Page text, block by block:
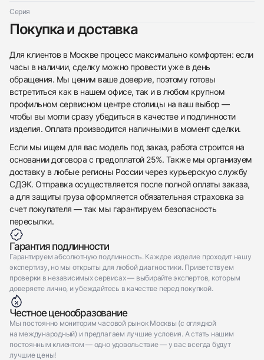
Серия
Покупка и доставка
Для клиентов в Москве процесс максимально комфортен: если
часы в наличии, сделку можно провести уже в день
обращения. Мы ценим ваше доверие, поэтому готовы
встретиться как в нашем офисе, так и в любом крупном
профильном сервисном центре столицы на ваш выбор —
чтобы вы могли сразу убедиться в качестве и подлинности
изделия. Оплата производится наличными в момент сделки.
Если мы ищем для вас модель под заказ, работа строится на
основании договора с предоплатой 25%. Также мы организуем
доставку в любые регионы России через курьерскую службу
СДЭК. Отправка осуществляется после полной оплаты заказа,
а для защиты груза оформляется обязательная страховка за
счет покупателя — так мы гарантируем безопасность
пересылки.
Гарантия подлинности
Гарантируем абсолютную подлинность. Каждое изделие проходит нашу
экспертизу, но мы открыты для любой диагностики. Приветствуем
проверки в независимых сервисах — выбирайте экспертов, которым
доверяете лично, и убеждайтесь в качестве перед покупкой.
Честное ценообразование
Мы постоянно мониторим часовой рынок Москвы (с оглядкой
на международный) и предлагаем лучшие условия. А стать нашим
постоянным клиентом — одно удовольствие — у вас всегда будут
лучшие цены!